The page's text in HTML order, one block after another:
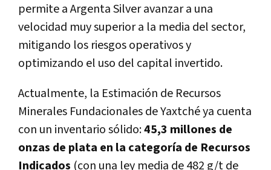
permite a Argenta Silver avanzar a una
velocidad muy superior a la media del sector,
mitigando los riesgos operativos y
optimizando el uso del capital invertido.
Actualmente, la Estimación de Recursos
Minerales Fundacionales de Yaxtché ya cuenta
con un inventario sólido:45,3 millones de
onzas de plata en la categoría de Recursos
Indicados (con una ley media de 482 g/t de